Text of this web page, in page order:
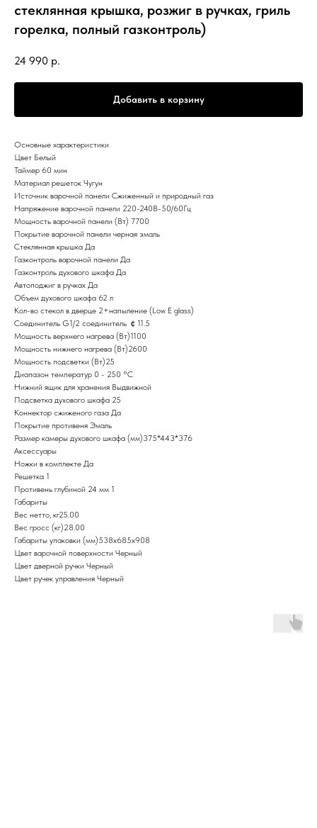
стеклянная крышка, розжиг в ручках, гриль
горелка, полный газконтроль)
24 990 р.
Добавить в корзину
Основные характеристики
Цвет Белый
Таймер 60 мин
Материал решеток Чугун
Источник варочной панели Сжиженный и природный газ
Напряжение варочной панели 220-240В-50/60Гц
Мощность варочной панели (Вт) 7700
Покрытие варочной панели черная эмаль
Стеклянная крышка Да
Газконтроль варочной панели Да
Газконтроль духового шкафа Да
Автоподжиг в ручках Да
Объем духового шкафа 62 л
Кол-во стекол в дверце 2+напыление (Low E glass)
Соединитель G1/2 соединитель ￠11.5
Мощность верхнего нагрева (Вт)1100
Мощность нижнего нагрева (Вт)2600
Мощность подсветки (Вт)25
Диапазон температур 0 - 250 °C
Нижний ящик для хранения Выдвижной
Подсветка духового шкафа 25
Коннектор сжиженого газа Да
Покрытие противеня Эмаль
Размер камеры духового шкафа (мм)375*443*376
Аксессуары
Ножки в комплекте Да
Решетка 1
Противень глубиной 24 мм 1
Габариты
Вес нетто, кг25.00
Вес гросс (кг)28.00
Габариты упаковки (мм)538x685x908
Цвет варочной поверхности Черный
Цвет дверной ручки Черный
Цвет ручек управления Черный